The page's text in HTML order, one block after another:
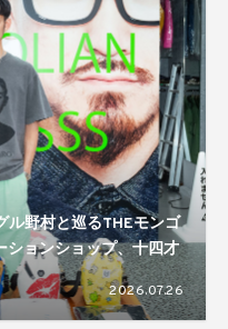
ル野村と巡るTHEモンゴ
ションショップ、十四才
2026.07.26